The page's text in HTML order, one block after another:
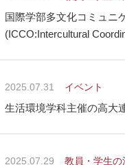
国際学部多文化コミュニ
(ICCO:Intercultural
2025.07.31 イベント
生活環境学科主催の高大
2025.07.29 教員・学生の